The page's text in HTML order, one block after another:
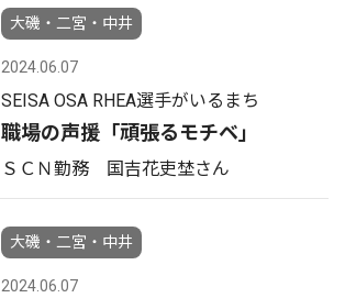
大磯・二宮・中井
2024.06.07
SEISA OSA RHEA選手がいるまち
職場の声援「頑張るモチベ｣
ＳＣＮ勤務 国吉花吏埜さん
大磯・二宮・中井
2024.06.07